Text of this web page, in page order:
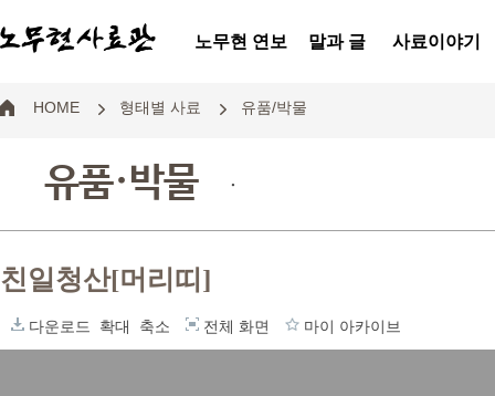
노무현 연보 말과 글 사료이야기
HOME 형태별 사료 유품/박물
유품·박물 .
친일청산[머리띠]
다운로드 확대 축소 전체 화면 마이 아카이브